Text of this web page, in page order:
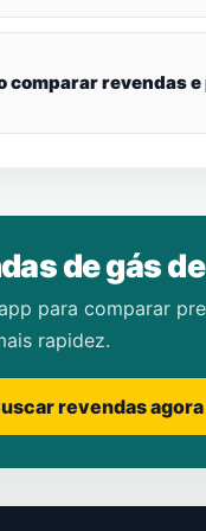
comparar revendas
de gás
para comparar
rapidez.
revendas agora